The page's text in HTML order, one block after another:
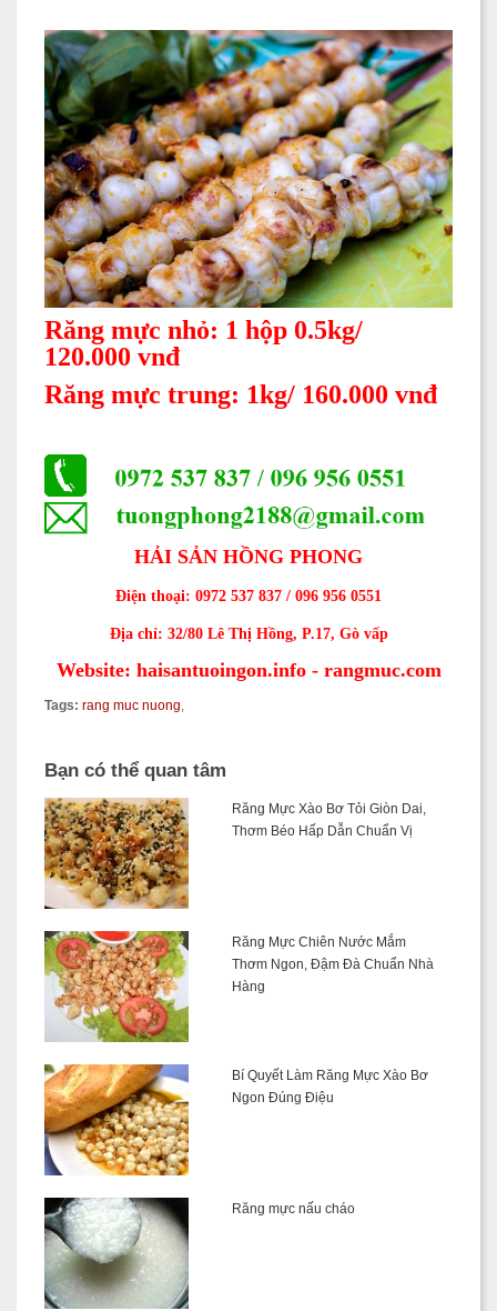
Răng mực nhỏ: 1 hộp 0.5kg/
120.000 vnđ
Răng mực trung: 1kg/ 160.000 vnđ
HẢI SẢN HỒNG PHONG
Điện thoại: 0972 537 837 / 096 956 0551
Địa chỉ: 32/80 Lê Thị Hồng, P.17, Gò vấp
Website: haisantuoingon.info - rangmuc.com
Tags: rang muc nuong,
Bạn có thể quan tâm
Răng Mực Xào Bơ Tỏi Giòn Dai,
Thơm Béo Hấp Dẫn Chuẩn Vị
Răng Mực Chiên Nước Mắm
Thơm Ngon, Đậm Đà Chuẩn Nhà
Hàng
Bí Quyết Làm Răng Mực Xào Bơ
Ngon Đúng Điệu
Răng mực nấu cháo